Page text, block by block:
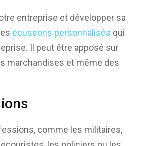
entreprise et développer sa
écussons personnalisés qui
Il peut être apposé sur
marchandises et même des
comme les militaires,